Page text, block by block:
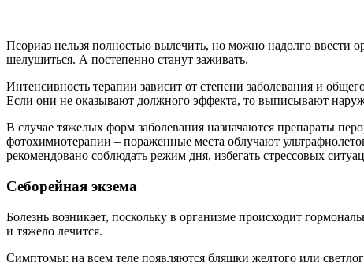
Псориаз нельзя полностью вылечить, но можно надолго ввести
шелушиться. А постепенно станут заживать.
Интенсивность терапии зависит от степени заболевания и
Если они не оказывают должного эффекта, то выписывают
В случае тяжелых форм заболевания назначаются препараты
фотохимиотерапии – пораженные места облучают
рекомендовано соблюдать режим дня, избегать стрессовых
Себорейная экзема
Болезнь возникает, поскольку в организме происходит
и тяжело лечится.
Симптомы: на всем теле появляются бляшки желтого или